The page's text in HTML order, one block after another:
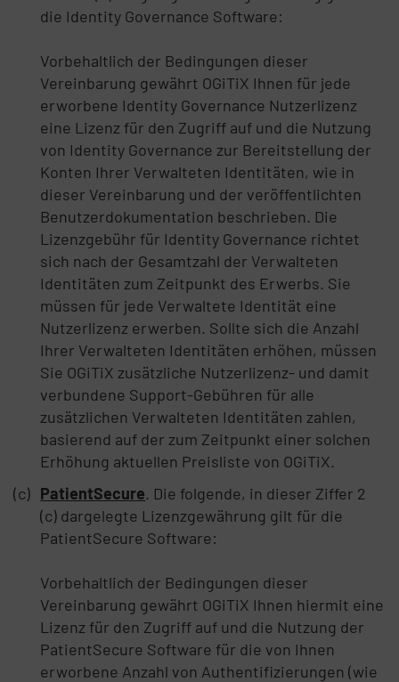
die Identity Governance Software:
Vorbehaltlich der Bedingungen dieser
Vereinbarung gewährt OGiTiX Ihnen für jede
erworbene Identity Governance Nutzerlizenz
eine Lizenz für den Zugriff auf und die Nutzung
von Identity Governance zur Bereitstellung der
Konten Ihrer Verwalteten Identitäten, wie in
dieser Vereinbarung und der veröffentlichten
Benutzerdokumentation beschrieben. Die
Lizenzgebühr für Identity Governance richtet
sich nach der Gesamtzahl der Verwalteten
Identitäten zum Zeitpunkt des Erwerbs. Sie
müssen für jede Verwaltete Identität eine
Nutzerlizenz erwerben. Sollte sich die Anzahl
Ihrer Verwalteten Identitäten erhöhen, müssen
Sie OGiTiX zusätzliche Nutzerlizenz- und damit
verbundene Support-Gebühren für alle
zusätzlichen Verwalteten Identitäten zahlen,
basierend auf der zum Zeitpunkt einer solchen
Erhöhung aktuellen Preisliste von OGiTiX.
PatientSecure. Die folgende, in dieser Ziffer 2
(c) dargelegte Lizenzgewährung gilt für die
PatientSecure Software:
Vorbehaltlich der Bedingungen dieser
Vereinbarung gewährt OGiTiX Ihnen hiermit eine
Lizenz für den Zugriff auf und die Nutzung der
PatientSecure Software für die von Ihnen
erworbene Anzahl von Authentifizierungen (wie